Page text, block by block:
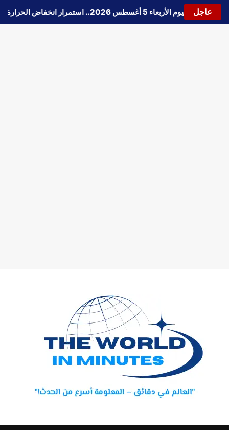
عاجل
حالة الطقس اليوم الأربعاء 5 أغسطس 2026.. استمرار انخفاض الحرارة وتحذيرات من الشبورة واضطراب الملاحة